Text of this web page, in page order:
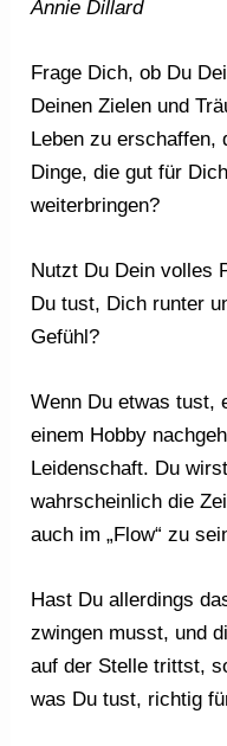
Annie Dillard
Frage Dich, ob Du
Deinen Zielen und
Leben zu erschaffen,
Dinge, die gut für
weiterbringen?
Nutzt Du Dein volles
Du tust, Dich runter
Gefühl?
Wenn Du etwas tust,
einem Hobby
Leidenschaft. Du
wahrscheinlich die
auch im „Flow“ zu
Hast Du allerdings
zwingen musst, und
auf der Stelle trittst,
was Du tust, richtig